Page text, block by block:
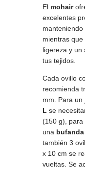
El mohair
excelentes
mientras que
ligereza y un
tus tejidos.
Cada ovillo
recomienda
mm. Para un
L se
(150 g), para
una
también 3
x 10 cm se
vueltas. Se